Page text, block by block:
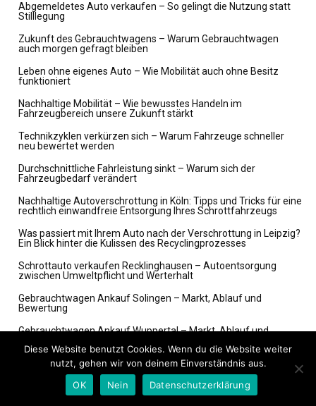
Abgemeldetes Auto verkaufen – So gelingt die Nutzung statt
Stilllegung
Zukunft des Gebrauchtwagens – Warum Gebrauchtwagen
auch morgen gefragt bleiben
Leben ohne eigenes Auto – Wie Mobilität auch ohne Besitz
funktioniert
Nachhaltige Mobilität – Wie bewusstes Handeln im
Fahrzeugbereich unsere Zukunft stärkt
Technikzyklen verkürzen sich – Warum Fahrzeuge schneller
neu bewertet werden
Durchschnittliche Fahrleistung sinkt – Warum sich der
Fahrzeugbedarf verändert
Nachhaltige Autoverschrottung in Köln: Tipps und Tricks für eine
rechtlich einwandfreie Entsorgung Ihres Schrottfahrzeugs
Was passiert mit Ihrem Auto nach der Verschrottung in Leipzig?
Ein Blick hinter die Kulissen des Recyclingprozesses
Schrottauto verkaufen Recklinghausen – Autoentsorgung
zwischen Umweltpflicht und Werterhalt
Gebrauchtwagen Ankauf Solingen – Markt, Ablauf und
Bewertung
Gebrauchtwagen Ankauf Wuppertal – Markt, Ablauf und
Gebrauchtwagen Ankauf Wuppertal – Markt, Ablauf und
Bewertung
Gebrauchtwagen Ankauf Siegen – Marktüberblick und
Diese Website benutzt Cookies. Wenn du die Website weiter
nutzt, gehen wir von deinem Einverständnis aus.
OK
Nein Datenschutzerklärung